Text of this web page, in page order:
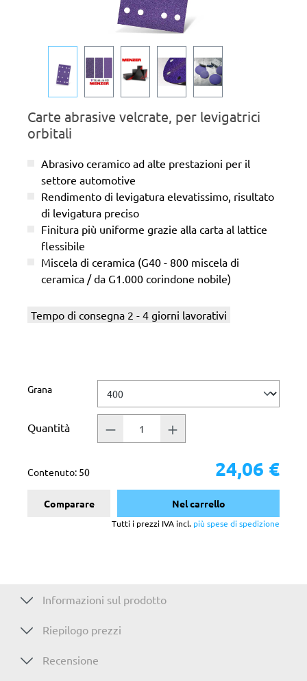
Carte abrasive velcrate, per levigatrici
orbitali
Abrasivo ceramico ad alte prestazioni per il
settore automotive
Rendimento di levigatura elevatissimo, risultato
di levigatura preciso
Finitura più uniforme grazie alla carta al lattice
flessibile
Miscela di ceramica (G40 - 800 miscela di
ceramica / da G1.000 corindone nobile)
Tempo di consegna 2 - 4 giorni lavorativi
Seleziona
Grana
Quantità
Contenuto: 50 24,06 €
Comparare Nel carrello
Tutti i prezzi IVA incl. più spese di spedizione
Informazioni sul prodotto
Riepilogo prezzi
Recensione